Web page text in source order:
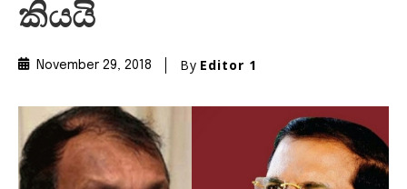
කියයි
November 29, 2018 By Editor 1